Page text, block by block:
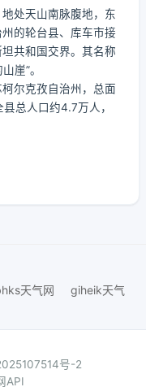
处天山南脉腹地，东
的轮台县、库车市接
共和国交界。其名称
崖”。
尔克孜自治州，总面
总人口约4.7万人，
天气网
giheik天气
号-2
API